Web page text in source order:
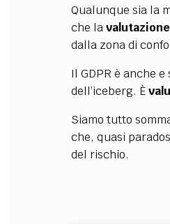
Qualunque sia la
che la
dalla zona di
Il GDPR è anche
dell’iceberg. È
Siamo tutto
che, quasi
del rischio.